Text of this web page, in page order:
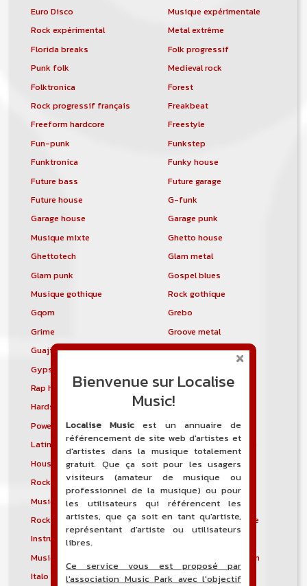
Euro Disco
Musique expérimentale
Rock expérimental
Metal extrême
Florida breaks
Folk progressif
Punk folk
Medieval rock
Folktronica
Forest
Rock progressif français
Freakbeat
Freeform hardcore
Freestyle
Fun-punk
Funkstep
Funktronica
Funky house
Future bass
Future garage
Future house
G-funk
Garage house
Garage punk
Musique mixte
Ghetto house
Ghettotech
Glam metal
Glam punk
Gospel blues
Musique gothique
Rock gothique
Gqom
Grebo
Grime
Groove metal
Guajira
Guaracha
Gypsy punk
Rap hardcore
Industrial hardcore
Hardstep
Hardstyle
Power noise
Heavenly voices
Latin metal
Musique hindoustanie
House progressive
Tropical house
Rock indépendant
Indietronica
Musique industrielle
Metal industriel
Rock industriel
Musique instrumentale
Instrumental
Musique irlandaise
Rock progressif italien
Italo Disco
Italo house
Bienvenue sur Localise
Music!
Localise Music est un annuaire de
référencement de site web d'artistes et
d'artistes dans la musique totalement
gratuit. Que ça soit pour les usagers
visiteurs (amateur de musique ou
professionnel de la musique) ou pour
les utilisateurs qui référencent les
artistes, que ça soit en tant qu'artiste,
représentant d'artiste ou utilisateurs
libres.
Ce service vous est proposé par
l'association Music Park avec l'objectif